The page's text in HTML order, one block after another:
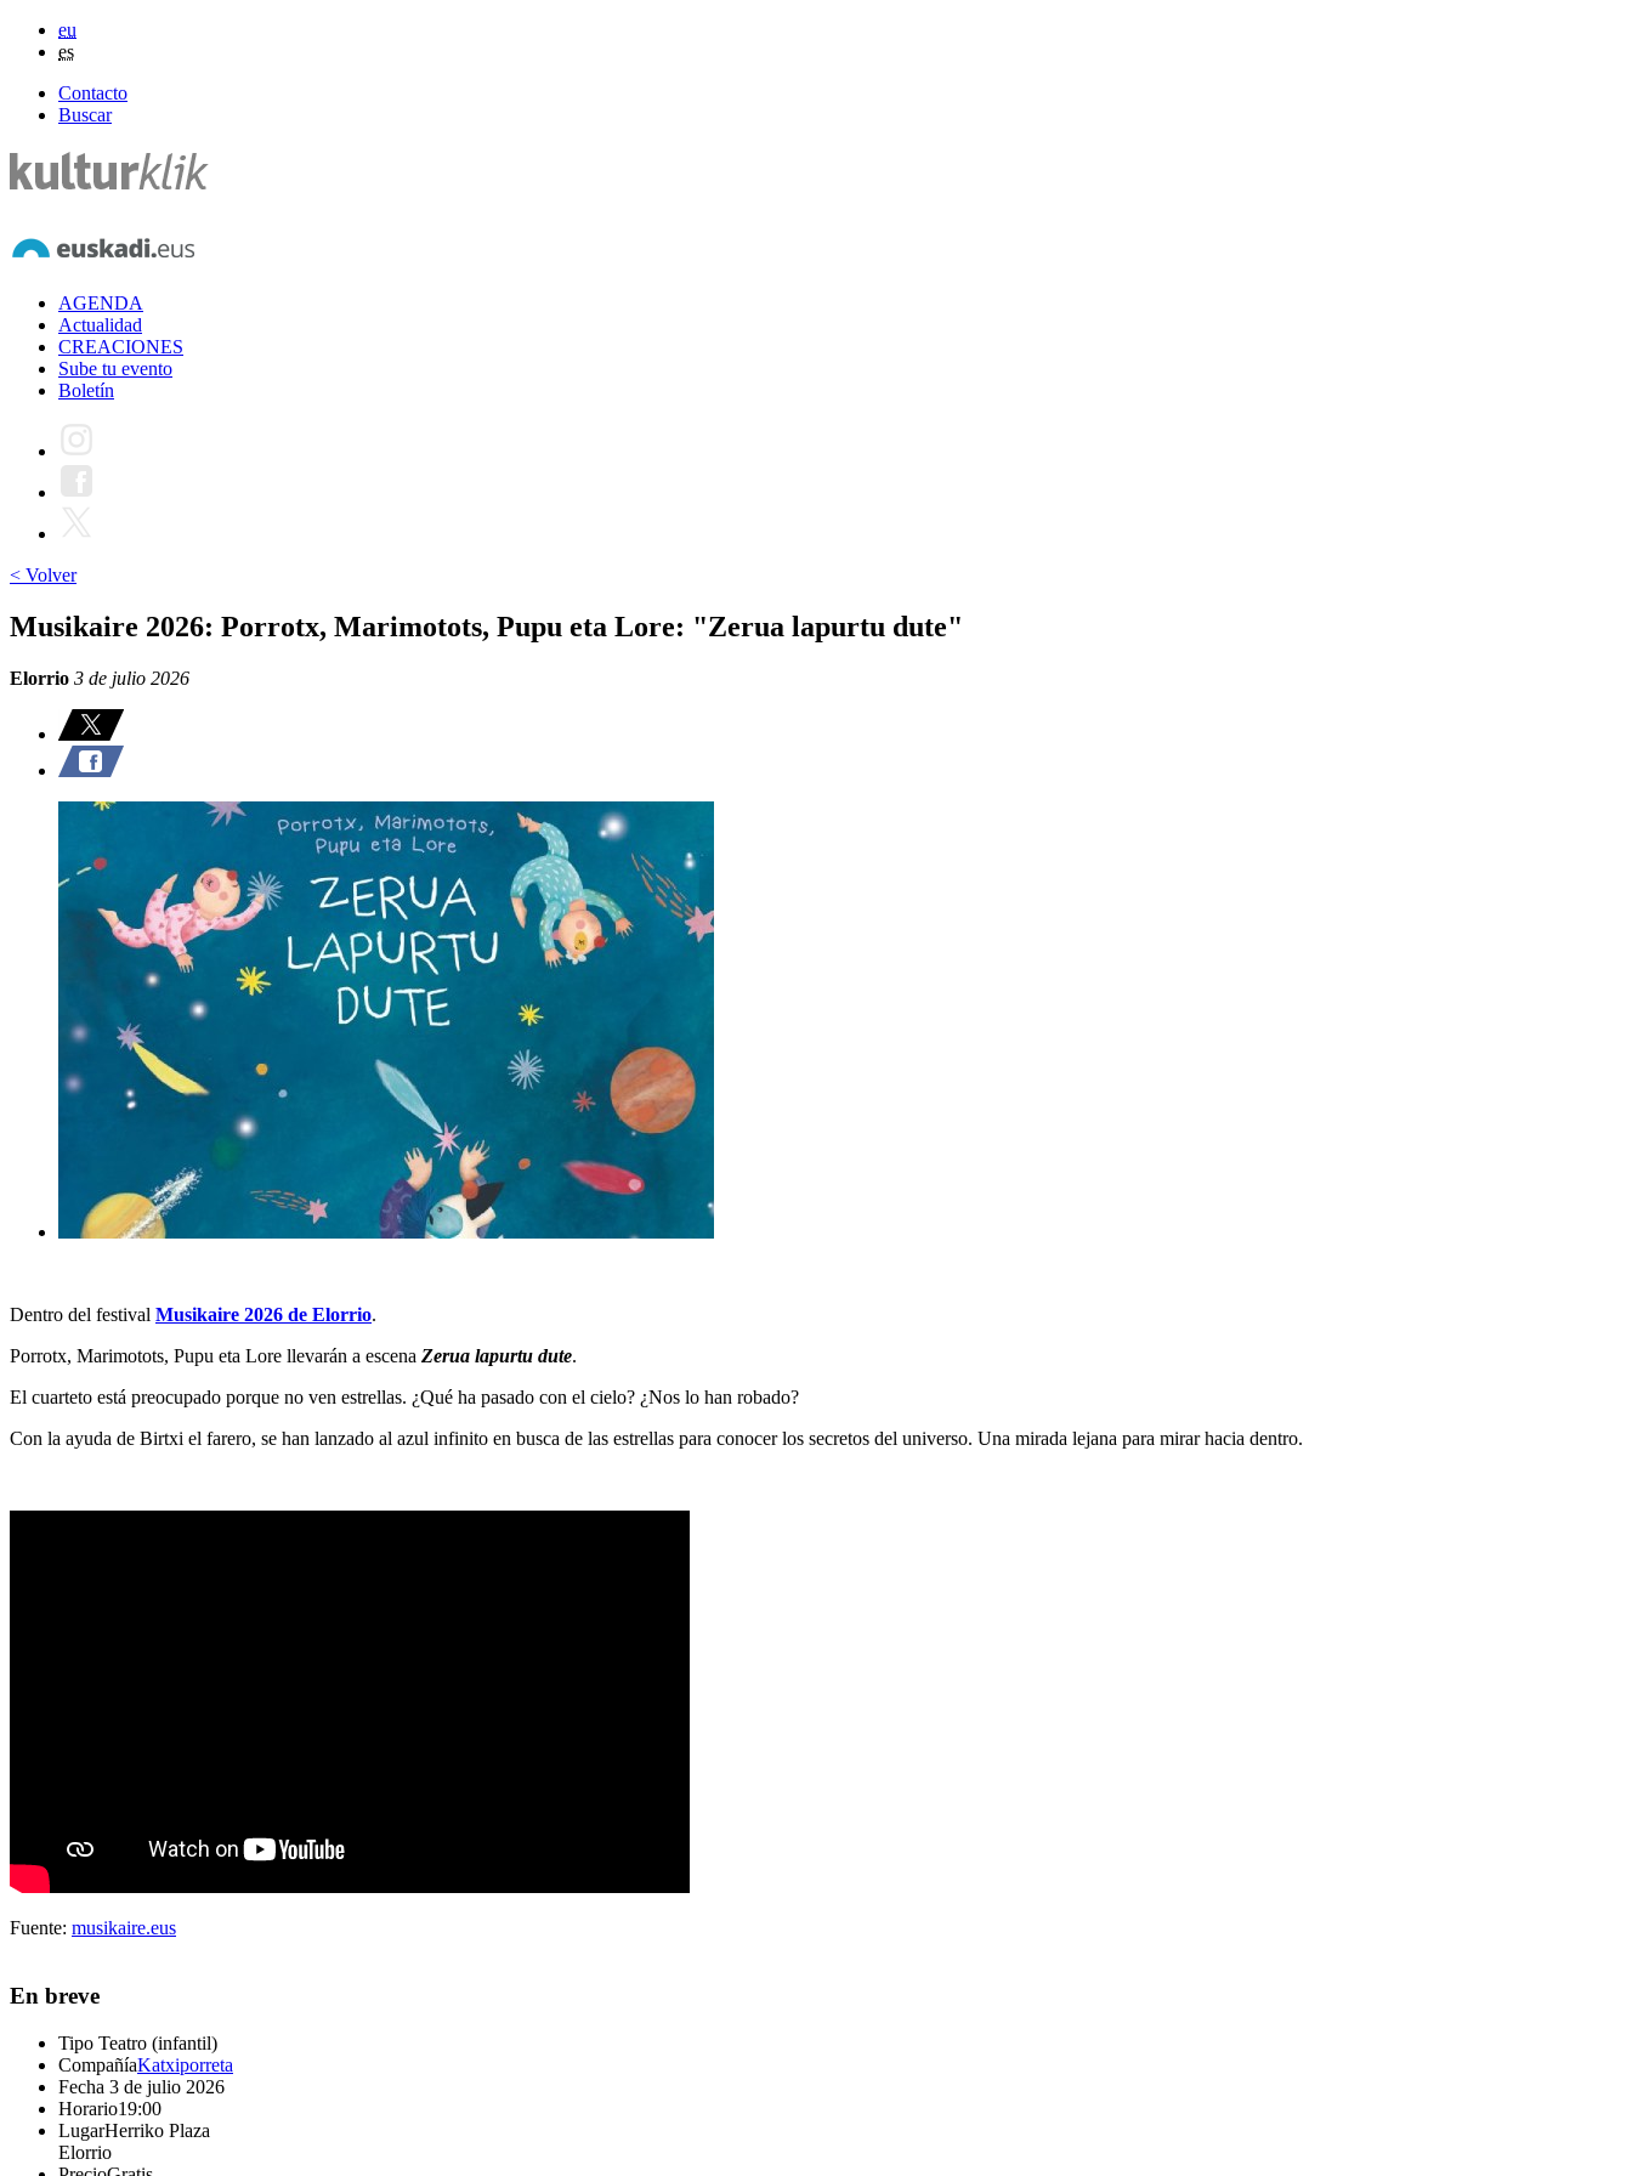
eu
es
Contacto
Buscar
AGENDA
Actualidad
CREACIONES
Sube tu evento
Boletín
< Volver
Musikaire 2026: Porrotx, Marimotots, Pupu eta Lore: "Zerua lapurtu dute"
Elorrio 3 de julio 2026
Dentro del festival Musikaire 2026 de Elorrio.
Porrotx, Marimotots, Pupu eta Lore llevarán a escena Zerua lapurtu dute.
El cuarteto está preocupado porque no ven estrellas. ¿Qué ha pasado con el cielo? ¿Nos lo han robado?
Con la ayuda de Birtxi el farero, se han lanzado al azul infinito en busca de las estrellas para conocer los secretos del universo. Una mirada lejana para mirar hacia dentro.
Fuente: musikaire.eus
En breve
Tipo Teatro (infantil)
CompañíaKatxiporreta
Fecha 3 de julio 2026
Horario19:00
LugarHerriko Plaza
Elorrio